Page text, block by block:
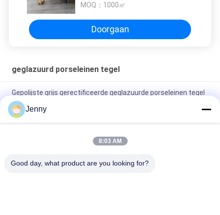
MOQ： 1000㎡
Doorgaan
geglazuurd porseleinen tegel
Gepolijste grijs gerectificeerde geglazuurde porseleinen tegel
voor woon- / commerciële gebruik
Glanzend geglazuurd gerectificeerd porseleinen tegel met
gepolijste afwerking lage wateropname PEI-classificatie 4
tegel Mat Finish Met 0,05% wateropname
Jenny
8:03 AM
Good day, what product are you looking for?